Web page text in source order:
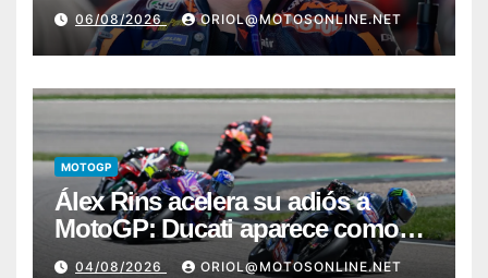
06/08/2026 ORIOL@MOTOSONLINE.NET
MOTOGP
Álex Rins acelera su adiós a
MotoGP: Ducati aparece como
destino en Superbike
04/08/2026 ORIOL@MOTOSONLINE.NET